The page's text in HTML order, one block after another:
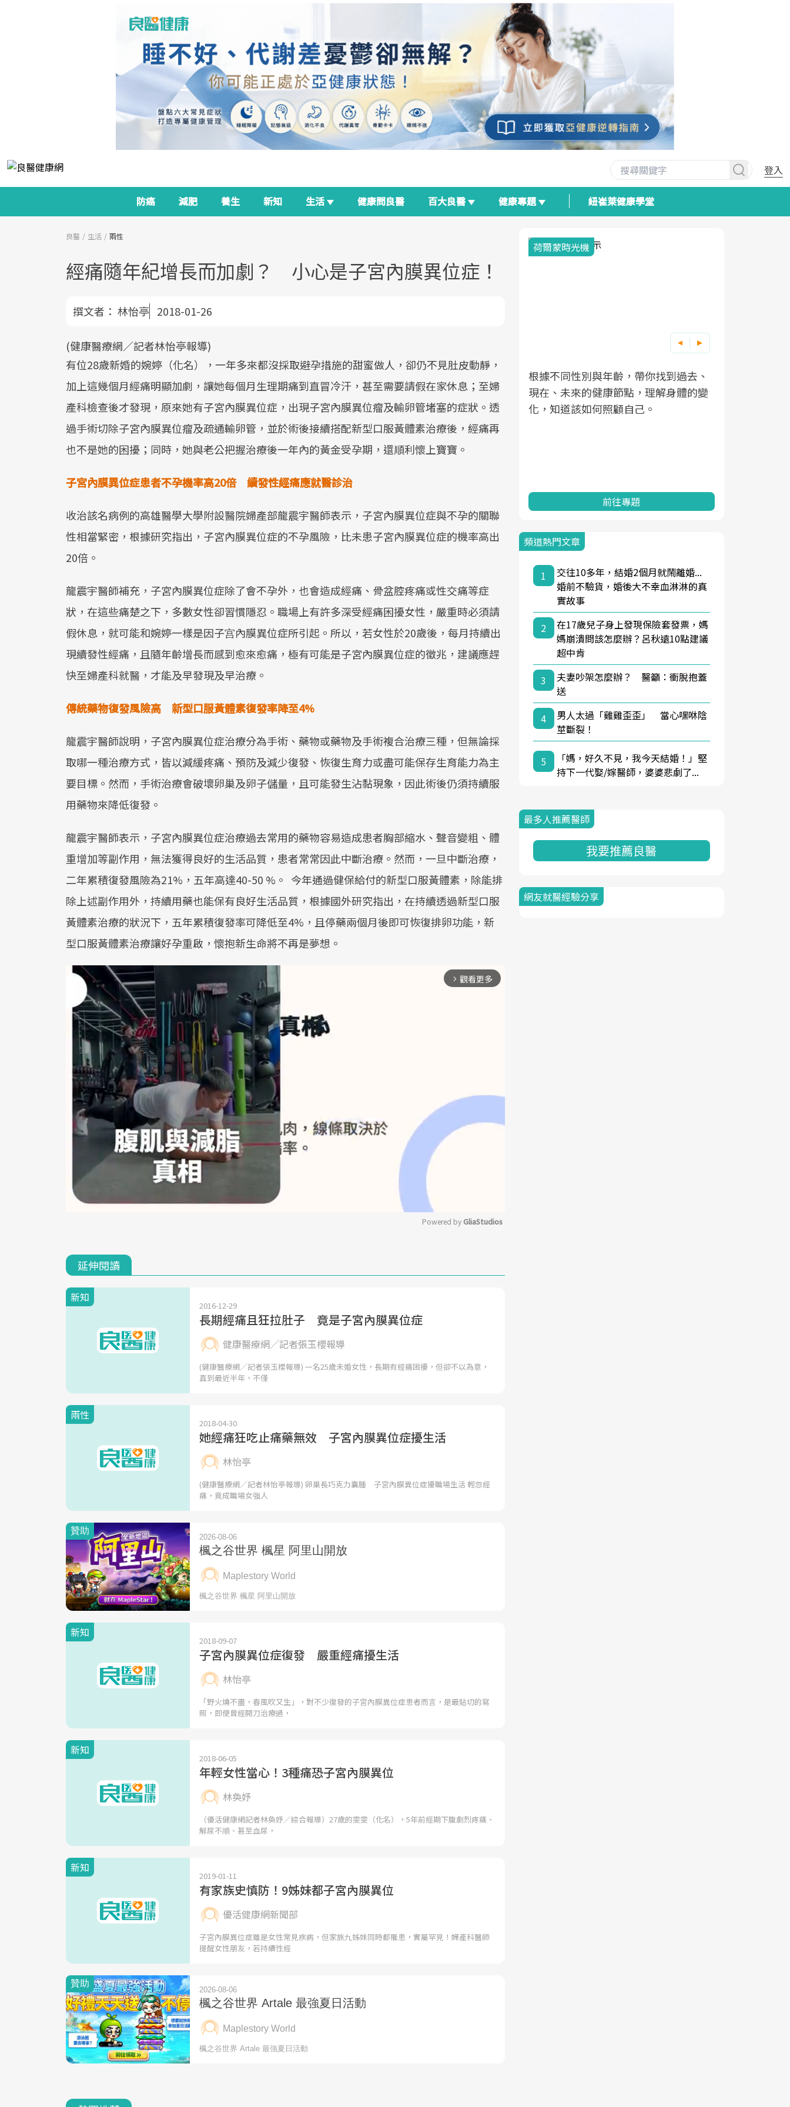
登入
防癌 減肥 養生 新知 生活 健康問良醫 百大良醫 健康專題 紐崔萊健康學堂
良醫 生活 兩性
經痛隨年紀增長而加劇？ 小心是子宮內膜異位症！
撰文者： 林怡亭 2018-01-26
(健康醫療網／記者林怡亭報導)
有位28歲新婚的婉婷（化名），一年多來都沒採取避孕措施的甜蜜做人，卻仍不見肚皮動靜，
加上這幾個月經痛明顯加劇，讓她每個月生理期痛到直冒冷汗，甚至需要請假在家休息；至婦
產科檢查後才發現，原來她有子宮內膜異位症，出現子宮內膜異位瘤及輸卵管堵塞的症狀。透
過手術切除子宮內膜異位瘤及疏通輸卵管，並於術後接續搭配新型口服黃體素治療後，經痛再
也不是她的困擾；同時，她與老公把握治療後一年內的黃金受孕期，還順利懷上寶寶。
子宮內膜異位症患者不孕機率高20倍 續發性經痛應就醫診治
收治該名病例的高雄醫學大學附設醫院婦產部龍震宇醫師表示，子宮內膜異位症與不孕的關聯
性相當緊密，根據研究指出，子宮內膜異位症的不孕風險，比未患子宮內膜異位症的機率高出
20倍。
龍震宇醫師補充，子宮內膜異位症除了會不孕外，也會造成經痛、骨盆腔疼痛或性交痛等症
狀，在這些痛楚之下，多數女性卻習慣隱忍。職場上有許多深受經痛困擾女性，嚴重時必須請
假休息，就可能和婉婷一樣是因子宫內膜異位症所引起。所以，若女性於20歲後，每月持續出
現續發性經痛，且隨年齡增長而感到愈來愈痛，極有可能是子宮內膜異位症的徵兆，建議應趕
快至婦產科就醫，才能及早發現及早治療。
傳統藥物復發風險高 新型口服黃體素復發率降至4%
龍震宇醫師說明，子宮內膜異位症治療分為手術、藥物或藥物及手術複合治療三種，但無論採
取哪一種治療方式，皆以減緩疼痛、預防及減少復發、恢復生育力或盡可能保存生育能力為主
要目標。然而，手術治療會破壞卵巢及卵子儲量，且可能發生沾黏現象，因此術後仍須持續服
用藥物來降低復發。
龍震宇醫師表示，子宮內膜異位症治療過去常用的藥物容易造成患者胸部縮水、聲音變粗、體
重增加等副作用，無法獲得良好的生活品質，患者常常因此中斷治療。然而，一旦中斷治療，
二年累積復發風險為21%，五年高達40-50 %。 今年通過健保給付的新型口服黃體素，除能排
除上述副作用外，持續用藥也能保有良好生活品質，根據國外研究指出，在持續透過新型口服
黃體素治療的狀況下，五年累積復發率可降低至4%，且停藥兩個月後即可恢復排卵功能，新
型口服黃體素治療讓好孕重啟，懷抱新生命將不再是夢想。
arrow_forward_ios 觀看更多
Powered by GliaStudios
延伸閱讀
新知
2016-12-29
長期經痛且狂拉肚子 竟是子宮內膜異位症
健康醫療網╱記者張玉櫻報導
(健康醫療網╱記者張玉櫻報導) 一名25歲未婚女性，長期有經痛困擾，但卻不以為意，
直到最近半年，不僅
兩性
2018-04-30
她經痛狂吃止痛藥無效 子宮內膜異位症擾生活
林怡亭
(健康醫療網／記者林怡亭報導) 卵巢長巧克力囊腫 子宮內膜異位症擾職場生活 輕忽經
痛，竟成職場女強人
新知
2018-09-07
子宮內膜異位症復發 嚴重經痛擾生活
林怡亭
「野火燒不盡，春風吹又生」，對不少復發的子宮內膜異位症患者而言，是最貼切的寫
照，即便曾經開刀治療過，
新知
2018-06-05
年輕女性當心！3種痛恐子宮內膜異位
林奐妤
（優活健康網記者林奐妤／綜合報導）27歲的雯雯（化名），5年前經期下腹劇烈疼痛、
解尿不順、甚至血尿，
新知
2019-01-11
有家族史慎防！9姊妹都子宮內膜異位
優活健康網新聞部
子宮內膜異位症雖是女性常見疾病，但家族九姊妹同時都罹患，實屬罕見！婦產科醫師
提醒女性朋友，若持續性經
面對超高齡社會的浪潮，台灣正在快速
邁向「健康照護」的新時代。隨著國家
政策如「健康台灣推動委員會」與「長
照3.0」的推進，「預防醫學」已成全民
關注的核心議題。然而，健檢不只是醫
療院所的服務，更是民眾了解自身健康
狀況、啟動健康管理的重要起點。
2025年，就到良醫生活祭體驗「一站式
健康新生活」，從講座、體驗到運動，
全面啟動你的健康革命！
良醫健康網從「換季的身體變化」出
發，透過醫學觀點與日常感受的對話，
建立對亞健康的認知，進而引導實際的
改善行動。
荷爾蒙時光機
根據不同性別與年齡，帶你找到過去、
現在、未來的健康節點，理解身體的變
化，知道該如何照顧自己。
前往專題
頻道熱門文章
1
交往10多年，結婚2個月就鬧離婚...
婚前不驗貨，婚後大不幸血淋淋的真
實故事
2
在17歲兒子身上發現保險套發票，媽
媽崩潰問該怎麼辦？呂秋遠10點建議
超中肯
3
夫妻吵架怎麼辦？ 醫籲：衝脫抱蓋
送
4
男人太過「雞雞歪歪」 當心嘿咻陰
莖斷裂！
5
「媽，好久不見，我今天結婚！」堅
持下一代娶/嫁醫師，婆婆悲劇了...
最多人推薦醫師
我要推薦良醫
網友就醫經驗分享